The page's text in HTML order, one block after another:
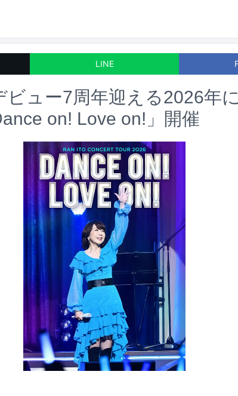
LINE
ビュー7周年迎える2026年
on! Love on!」開催